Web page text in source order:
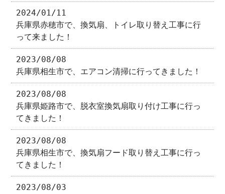
2024/01/11
兵庫県赤穂市で、換気扇、トイレ取り替え工事に行
って来ました！
2023/08/08
兵庫県相生市で、エアコン清掃に行ってきました！
2023/08/08
兵庫県姫路市で、脱衣室換気扇取り付け工事に行っ
てきました！
2023/08/08
兵庫県相生市で、換気扇フード取り替え工事に行っ
てきました！
2023/08/03